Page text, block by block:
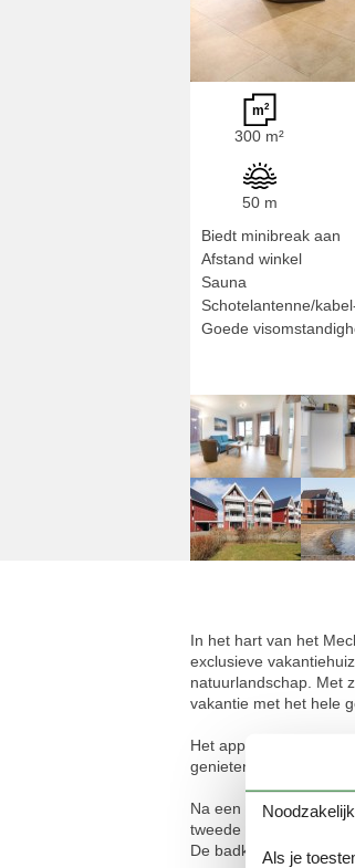
300 m²
50 m
Biedt minibreak aan
Afstand winkel
Sauna
Schotelantenne/
Goede
In het hart van het
exclusieve
natuurlandschap. Met
vakantie met het hele
Het appartement
genieten van een
Na een lange
tweede slaapkamer
De badkamer heeft een
Als je